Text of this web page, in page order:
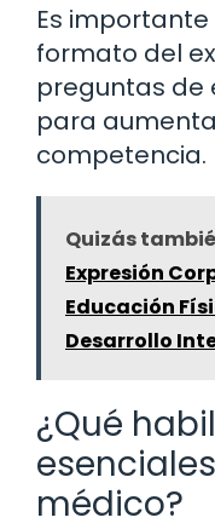
Es
formato del
preguntas de
para
competencia.
Quizás
Expresión
Educación
Desarrollo
¿Qué
médico?